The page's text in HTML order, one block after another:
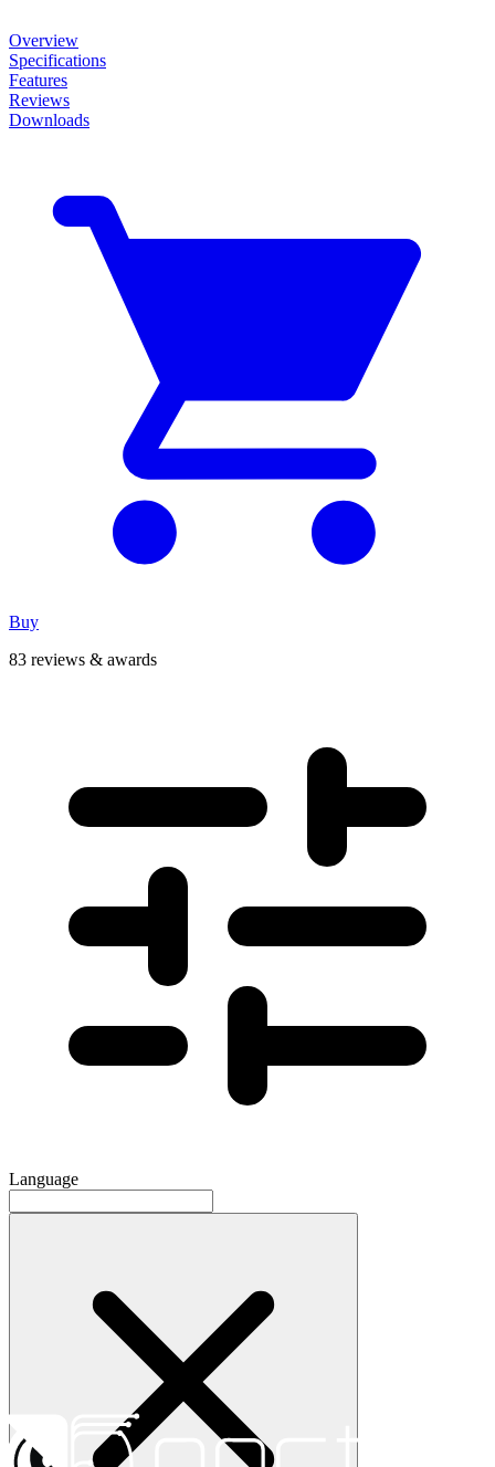
Overview
Specifications
Features
Reviews
Downloads
Buy
83 reviews & awards
Language